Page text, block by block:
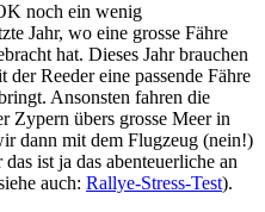
noch ein wenig
Jahr, wo eine grosse Fähre
hat. Dieses Jahr brauchen
Reeder eine passende Fähre
Ansonsten fahren die
Zypern übers grosse Meer in
dann mit dem Flugzeug (nein!)
ist ja das abenteuerliche an
auch: Rallye-Stress-Test).